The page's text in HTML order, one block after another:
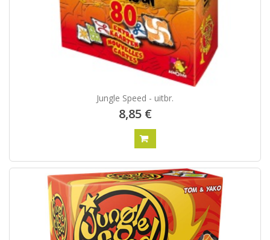
Jungle Speed - uitbr.
8,85 €